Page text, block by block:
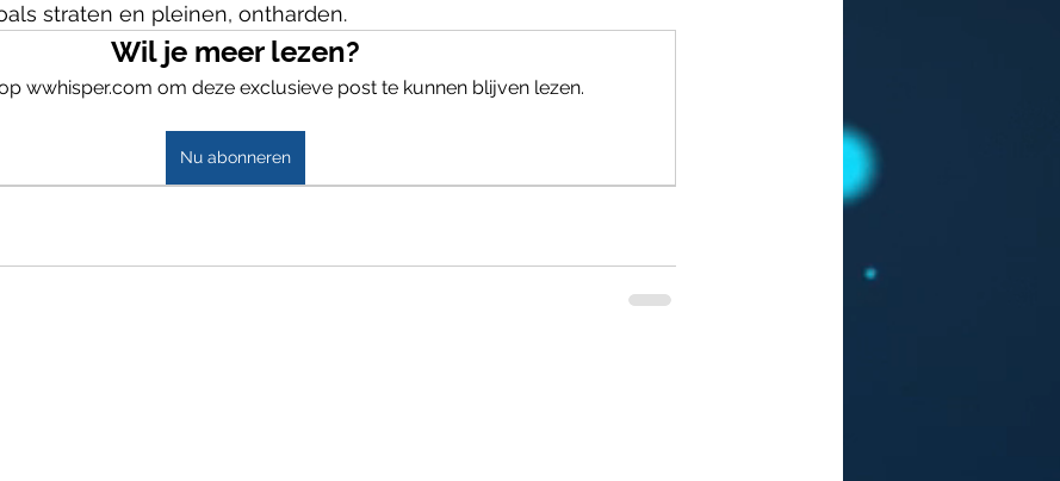
straten en pleinen, ontharden.
Wil je meer lezen?
wwhisper.com om deze exclusieve post te kunnen blijven lezen.
Nu abonneren